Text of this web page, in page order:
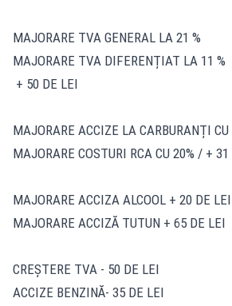
MAJORARE TVA GENERAL LA 21 %
MAJORARE TVA DIFERENȚIAT LA 11 %
+ 50 DE LEI
MAJORARE ACCIZE LA CARBURANȚI
MAJORARE COSTURI RCA CU 20% / +
MAJORARE ACCIZA ALCOOL + 20 DE LEI
MAJORARE ACCIZĂ TUTUN + 65 DE LEI
CREȘTERE TVA - 50 DE LEI
ACCIZE BENZINĂ- 35 DE LEI